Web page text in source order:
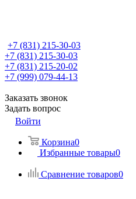
+7 (831) 215-30-03
+7 (831) 215-30-03
+7 (831) 215-20-02
+7 (999) 079-44-13
Заказать звонок
Задать вопрос
Войти
Корзина0
Избранные товары0
Сравнение товаров0